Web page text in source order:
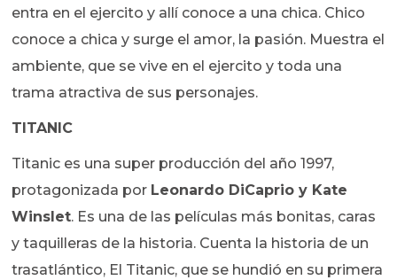
entra en el ejercito y allí conoce a una chica. Chico
conoce a chica y surge el amor, la pasión. Muestra el
ambiente, que se vive en el ejercito y toda una
trama atractiva de sus personajes.
TITANIC
Titanic es una super producción del año 1997,
protagonizada por Leonardo DiCaprio y Kate
Winslet. Es una de las películas más bonitas, caras
y taquilleras de la historia. Cuenta la historia de un
trasatlántico, El Titanic, que se hundió en su primera